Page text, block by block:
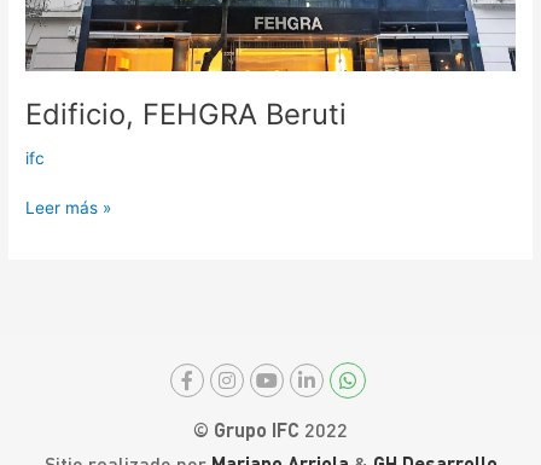
Edificio, FEHGRA Beruti
ifc
Beruti
Leer más »
© Grupo IFC 2022